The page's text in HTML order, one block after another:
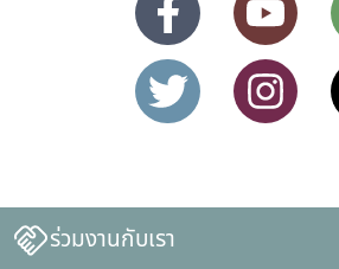
ร่วมงานกับเรา